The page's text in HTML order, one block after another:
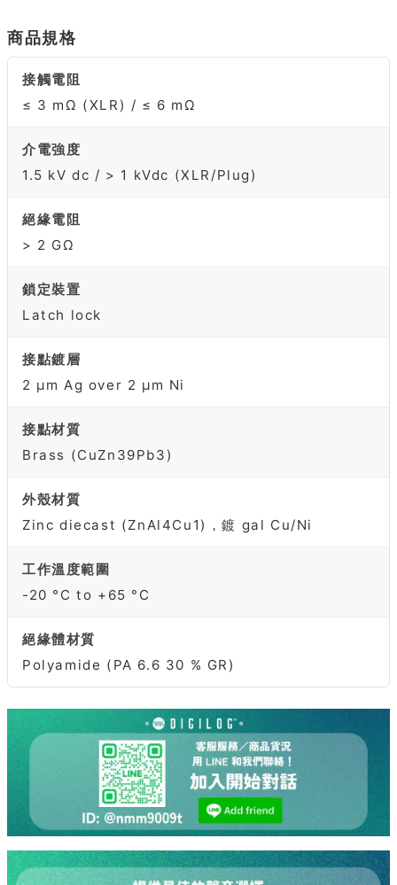
商品規格
接觸電阻
≤ 3 mΩ (XLR) / ≤ 6 mΩ
介電強度
1.5 kV dc / > 1 kVdc (XLR/Plug)
絕緣電阻
> 2 GΩ
鎖定裝置
Latch lock
接點鍍層
2 µm Ag over 2 µm Ni
接點材質
Brass (CuZn39Pb3)
外殼材質
Zinc diecast (ZnAl4Cu1)，鍍 gal Cu/Ni
工作溫度範圍
-20 °C to +65 °C
絕緣體材質
Polyamide (PA 6.6 30 % GR)